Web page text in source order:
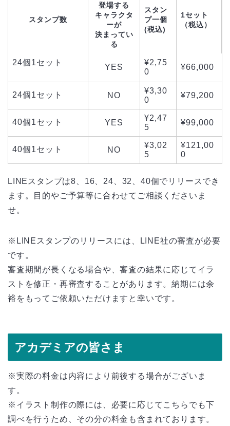
スタンプ数
登場する
キャラクタ
ーが
決まってい
る
スタン
プ一個
(税込)
1セット
（税込）
24個1セット
YES
¥2,75
0
¥66,000
24個1セット NO
¥3,30
0
¥79,200
40個1セット YES
¥2,47
5
¥99,000
40個1セット NO
¥3,02
5
¥121,00
0
LINEスタンプは8、16、24、32、40個でリリースでき
ます。目的やご予算等に合わせてご相談くださいま
せ。
※LINEスタンプのリリースには、LINE社の審査が必要
です。
審査期間が長くなる場合や、審査の結果に応じてイラ
ストを修正・再審査することがあります。納期には余
裕をもってご依頼いただけますと幸いです。
アカデミアの皆さま
※実際の料金は内容により前後する場合がございま
す。
※イラスト制作の際には、必要に応じてこちらでも下
調べを行うため、その分の料金も含まれております。